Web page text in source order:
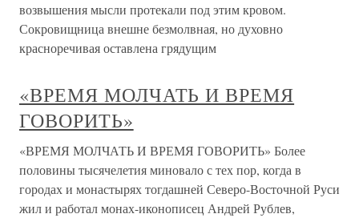
возвышения мысли протекали под этим кровом.
Сокровищница внешне безмолвная, но духовно
красноречивая оставлена грядущим
«ВРЕМЯ МОЛЧАТЬ И ВРЕМЯ
ГОВОРИТЬ»
«ВРЕМЯ МОЛЧАТЬ И ВРЕМЯ ГОВОРИТЬ» Более
половины тысячелетия миновало с тех пор, когда в
городах и монастырях тогдашней Северо-Восточной Руси
жил и работал монах-иконописец Андрей Рублев,